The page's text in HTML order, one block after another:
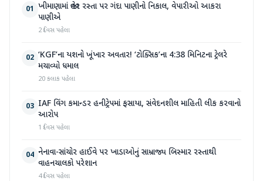
01 ખીમાણામાં જાહેર રસ્તા પર ગંદા પાણીનો નિકાલ, વેપારીઓ આકરા
પાણીએ
2 દિવસ પહેલા
02 ‘KGF’ના યશનો ખૂંખાર અવતાર! ‘ટોક્સિક’ના 4:38 મિનિટના ટ્રેલરે
મચાવ્યો ધમાલ
20 કલાક પહેલા
03 IAF વિંગ કમાન્ડર હનીટ્રેપમાં ફસાયા, સંવેદનશીલ માહિતી લીક કરવાનો
આરોપ
1 દિવસ પહેલા
04 નેનાવા-સાંચોર હાઈવે પર ખાડાઓનું સામ્રાજ્ય બિસ્માર રસ્તાથી
વાહનચાલકો પરેશાન
4 દિવસ પહેલા